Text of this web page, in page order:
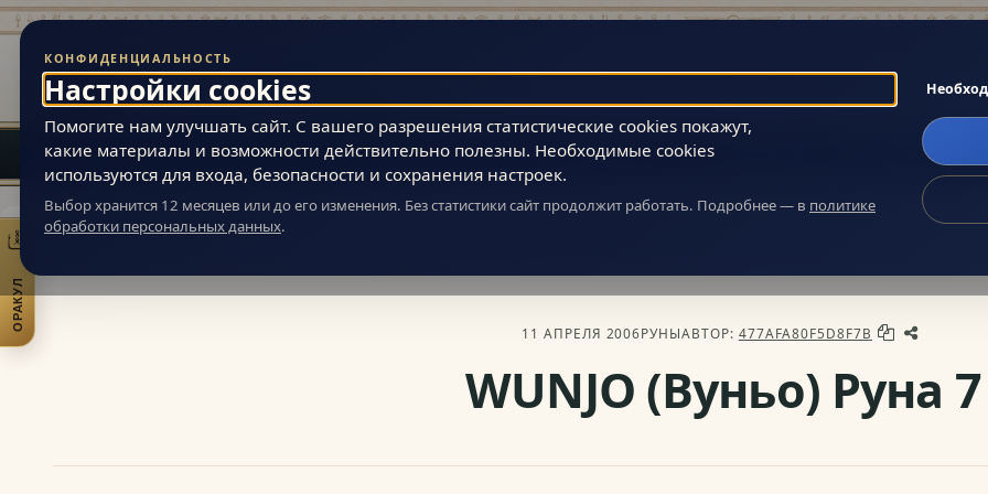
Живая Эзотерика
МАГИЯ ВНУТРЕННЕЙ ВСЕЛЕННОЙ ЧЕЛОВЕКА
Главное Сообщество О нас
ОРАКУЛОткрыть практики
Живая Эзотерика»Статьи»Эзотерика и самопознание »Руны
11 АПРЕЛЯ 2006РУНЫАВТОР: 477AFA80F5D8F7B
WUNJO (Вуньо) Руна 7
КОНФИДЕНЦИАЛЬНОСТЬ
Настройки cookies
Помогите нам улучшать сайт. С вашего разрешения статистические cookies покажут,
какие материалы и возможности действительно полезны. Необходимые cookies
используются для входа, безопасности и сохранения настроек.
Выбор хранится 12 месяцев или до его изменения. Без статистики сайт продолжит работать. Подробнее — в политике
обработки персональных данных.